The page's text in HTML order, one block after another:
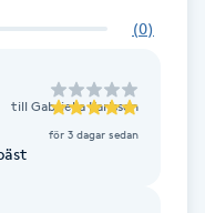
(0)
till Gabriella Karlsson
för 3 dagar sedan